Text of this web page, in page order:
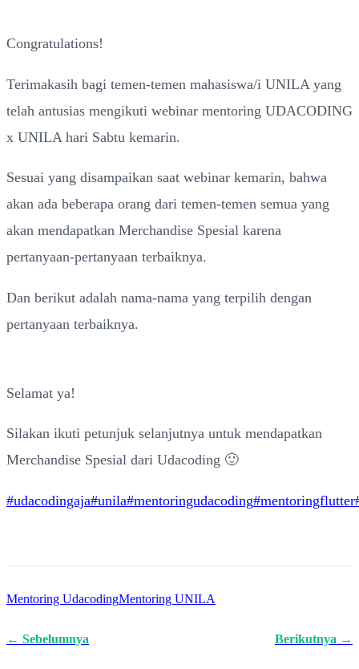
Congratulations!
Terimakasih bagi temen-temen mahasiswa/i UNILA yang
telah antusias mengikuti webinar mentoring UDACODING
x UNILA hari Sabtu kemarin.
Sesuai yang disampaikan saat webinar kemarin, bahwa
akan ada beberapa orang dari temen-temen semua yang
akan mendapatkan Merchandise Spesial karena
pertanyaan-pertanyaan terbaiknya.
Dan berikut adalah nama-nama yang terpilih dengan
pertanyaan terbaiknya.
Selamat ya!
Silakan ikuti petunjuk selanjutnya untuk mendapatkan
Merchandise Spesial dari Udacoding 🙂
#udacodingaja#unila#mentoringudacoding#mentoringflutter
Mentoring UdacodingMentoring UNILA
← Sebelumnya Berikutnya →